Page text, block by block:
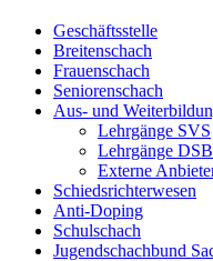
Geschäftsstelle
Breitenschach
Frauenschach
Seniorenschach
Aus- und
Lehrgänge SVS
Lehrgänge
Externe
Schiedsrichterwesen
Anti-Doping
Schulschach
Jugendschachbund